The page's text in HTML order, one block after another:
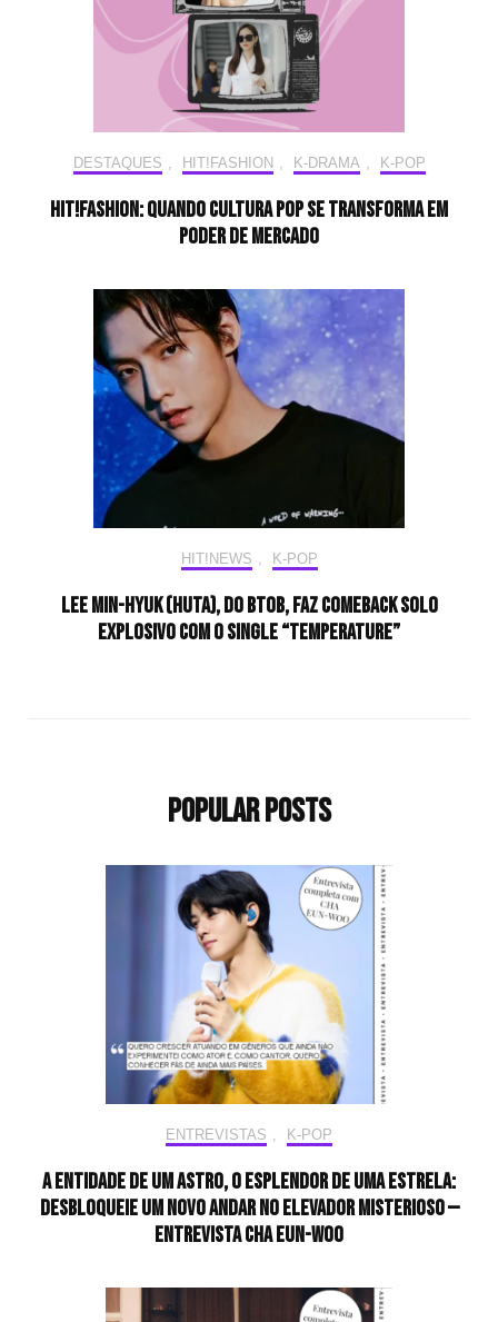
DESTAQUES , HIT!FASHION , K-DRAMA , K-POP
HIT!FASHION: Quando cultura pop se transforma em
poder de mercado
HIT!NEWS , K-POP
Lee Min-hyuk (HUTA), do BTOB, faz comeback solo
explosivo com o single “TEMPERATURE”
Popular Posts
ENTREVISTAS , K-POP
A entidade de um astro, o esplendor de uma estrela:
desbloqueie um novo andar no elevador misterioso —
Entrevista CHA EUN-WOO